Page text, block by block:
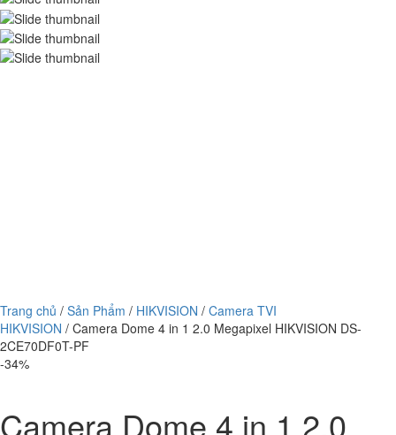
Trang chủ / Sản Phẩm / HIKVISION / Camera TVI
HIKVISION / Camera Dome 4 in 1 2.0 Megapixel HIKVISION DS-
2CE70DF0T-PF
-34%
Camera Dome 4 in 1 2.0